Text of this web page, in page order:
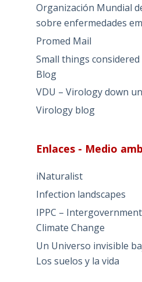
Organización Mundial
sobre enfermedades
Promed Mail
Small things
Blog
VDU – Virology down
Virology blog
Enlaces - Medio
iNaturalist
Infection landscapes
IPPC –
Climate Change
Un Universo invisible
Los suelos y la vida